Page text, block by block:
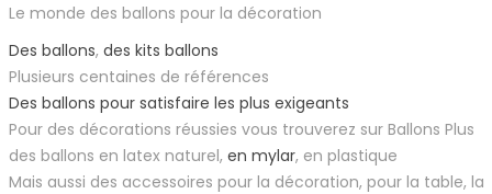
Le monde des ballons pour la décoration
Des ballons, des kits ballons
Plusieurs centaines de références
Des ballons pour satisfaire les plus exigeants
Pour des décorations réussies vous trouverez sur Ballons Plus
des ballons en latex naturel, en mylar, en plastique
Mais aussi des accessoires pour la décoration, pour la table, la